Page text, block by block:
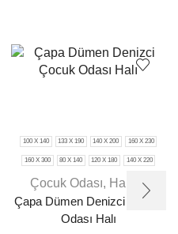
100 X 140 133 X 190 140 X 200 160 X 230
160 X 300 80 X 140 120 X 180 140 X 220
Çocuk Odası, Halılar
Çapa Dümen Denizci Çocuk
Odası Halı